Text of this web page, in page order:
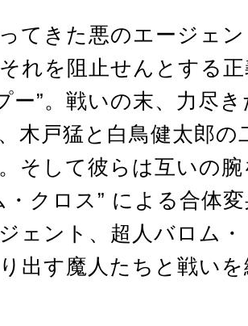
てきた悪のエージェン
れを阻止せんとする
ー”。戦いの末、力尽
木戸猛と白鳥健太郎の
そして彼らは互いの
・クロス” による合体
ェント、超人バロム
出す魔人たちと戦い